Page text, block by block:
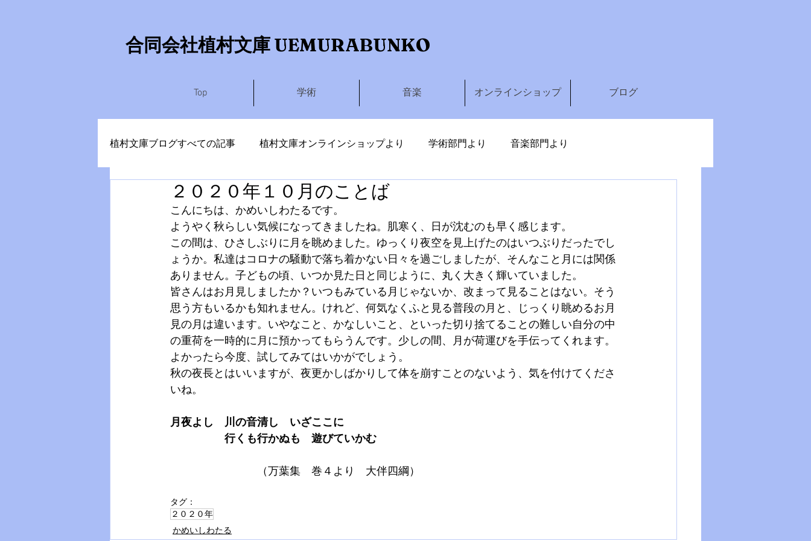
​合同会社植村文庫 UEMURABUNKO
Top 学術 音楽 オンラインショップ ブログ
植村文庫ブログすべての記事 植村文庫オンラインショップより 学術部門より 音楽部門より
やまなしさぶろう かめいしわたる
２０２０年１０月のことば
こんにちは、かめいしわたるです。
ようやく秋らしい気候になってきましたね。肌寒く、日が沈むのも早く感じます。
この間は、ひさしぶりに月を眺めました。ゆっくり夜空を見上げたのはいつぶりだったでし
ょうか。私達はコロナの騒動で落ち着かない日々を過ごしましたが、そんなこと月には関係
ありません。子どもの頃、いつか見た日と同じように、丸く大きく輝いていました。
皆さんはお月見しましたか？いつもみている月じゃないか、改まって見ることはない。そう
思う方もいるかも知れません。けれど、何気なくふと見る普段の月と、じっくり眺めるお月
見の月は違います。いやなこと、かなしいこと、といった切り捨てることの難しい自分の中
の重荷を一時的に月に預かってもらうんです。少しの間、月が荷運びを手伝ってくれます。
よかったら今度、試してみてはいかがでしょう。
秋の夜長とはいいますが、夜更かしばかりして体を崩すことのないよう、気を付けてくださ
いね。
月夜よし　川の音清し　いざここに
行くも行かぬも　遊びていかむ
（万葉集　巻４より　大伴四綱）
タグ：
２０２０年
かめいしわたる